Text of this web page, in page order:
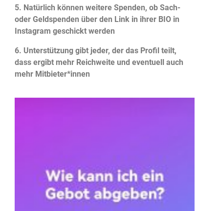
5. Natürlich können weitere Spenden, ob Sach-
oder Geldspenden über den Link in ihrer BIO in
Instagram geschickt werden
6. Unterstützung gibt jeder, der das Profil teilt,
dass ergibt mehr Reichweite und eventuell auch
mehr Mitbieter*innen